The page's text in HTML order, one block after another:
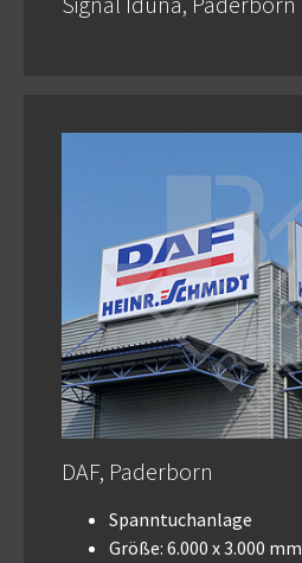
DAF, Paderborn
Spanntuchanlage
Größe: 6.000 x 3.000 mm